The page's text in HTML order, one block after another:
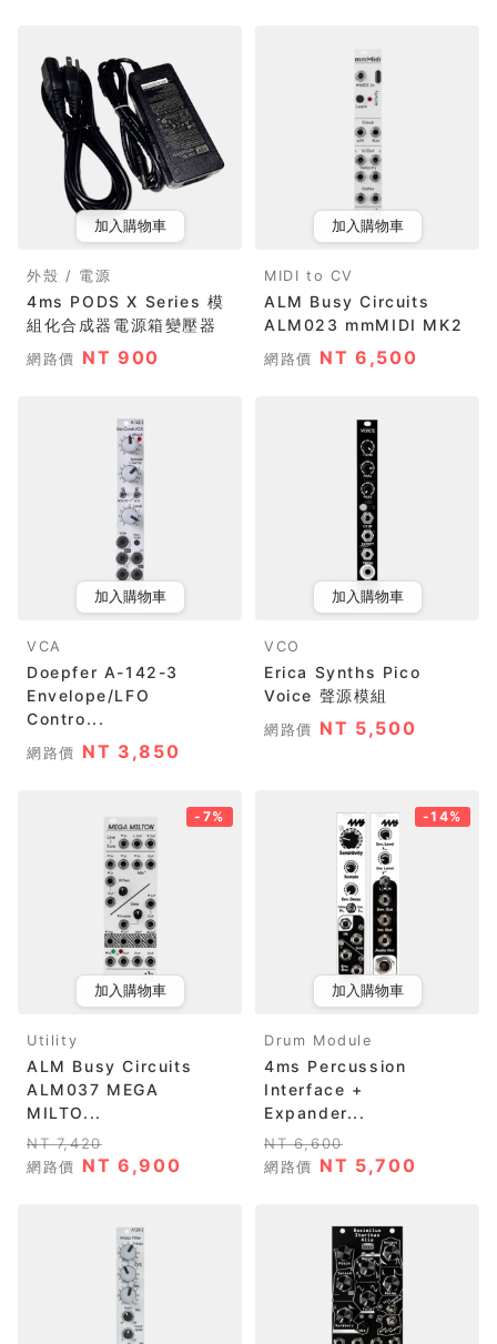
加入購物車
外殼 / 電源
4ms PODS X Series 模
組化合成器電源箱變壓器
網路價 NT 900
加入購物車
MIDI to CV
ALM Busy Circuits
ALM023 mmMIDI MK2
網路價 NT 6,500
加入購物車
VCA
Doepfer A-142-3
Envelope/LFO
Contro...
網路價 NT 3,850
加入購物車
VCO
Erica Synths Pico
Voice 聲源模組
網路價 NT 5,500
-7%
加入購物車
Utility
ALM Busy Circuits
ALM037 MEGA
MILTO...
NT 7,420
網路價 NT 6,900
-14%
加入購物車
Drum Module
4ms Percussion
Interface +
Expander...
NT 6,600
網路價 NT 5,700